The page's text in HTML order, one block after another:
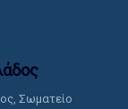
Σωματείο